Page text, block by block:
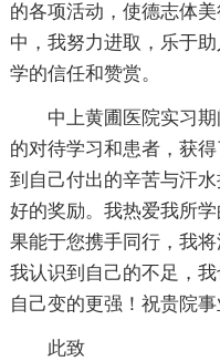
的各项活动，使德志体
中，我努力进取，乐于
学的信任和赞赏。
中上黄圃医院实习
的对待学习和患者，获
到自己付出的辛苦与汗
好的奖励。我热爱我所
果能于您携手同行，我
我认识到自己的不足，
自己变的更强！祝贵院
此致